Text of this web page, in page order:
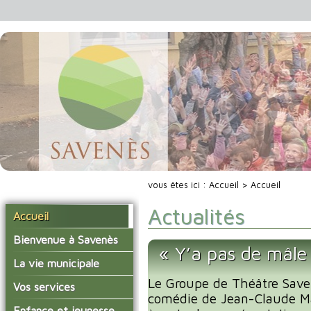
Accueil
Bienvenue à Savenès
Situer Savenès
Savenès en chiffre
L'histoire du village
La vie municipale
Vos élus
Les compte-rendus du
Vos services
La mairie
vous êtes ici : Accueil > Accueil
Actualités
« Y’a pas de
Le Groupe de Théâtre
comédie de Jean-Claude